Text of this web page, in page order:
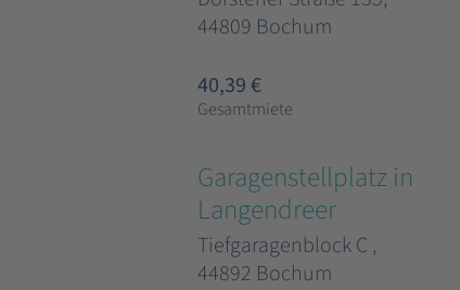
44809 Bochum
40,39 €
Gesamtmiete
Garagenstellplatz in
Langendreer
Tiefgaragenblock C ,
44892 Bochum